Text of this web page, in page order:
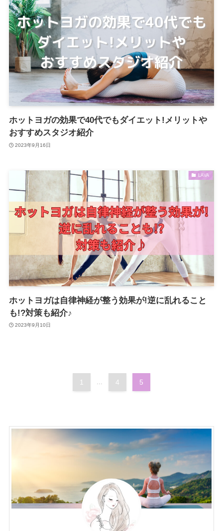
ホットヨガの効果で40代でもダイエット!メリットや
おすすめスタジオ紹介
2023年9月16日
LAVA
ホットヨガは自律神経が整う効果が!逆に乱れること
も!?対策も紹介♪
2023年9月10日
1 4 5